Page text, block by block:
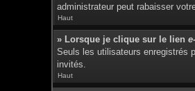
administrateur peut rabaisser
Haut
» Lorsque je clique sur le lien
Seuls les utilisateurs enregistrés
invités.
Haut